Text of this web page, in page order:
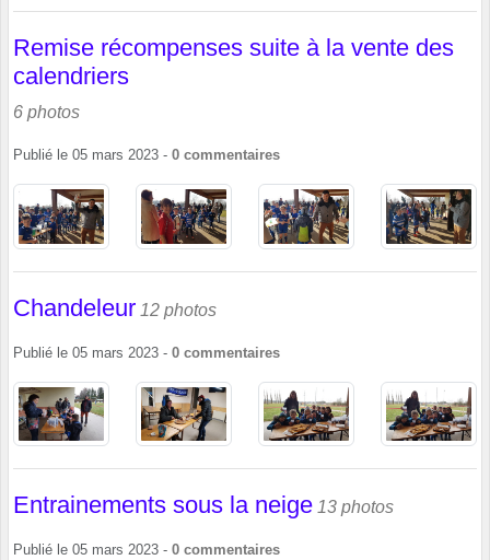
Remise récompenses suite à la vente des
calendriers
6 photos
Publié le 05 mars 2023 - 0 commentaires
Chandeleur 12 photos
Publié le 05 mars 2023 - 0 commentaires
Entrainements sous la neige 13 photos
Publié le 05 mars 2023 - 0 commentaires